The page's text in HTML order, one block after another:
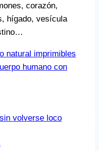
corazón,
hígado, vesícula
natural imprimibles
humano con